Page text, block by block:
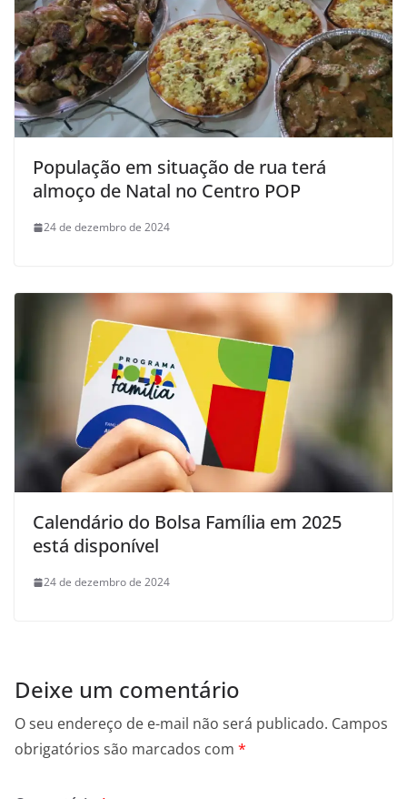
População em situação de rua terá
almoço de Natal no Centro POP
24 de dezembro de 2024
Calendário do Bolsa Família em 2025
está disponível
24 de dezembro de 2024
Deixe um comentário
O seu endereço de e-mail não será publicado. Campos
obrigatórios são marcados com *